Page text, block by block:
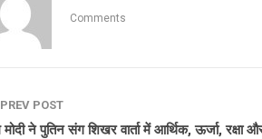
Comments
PREV POST
मोदी ने पुतिन संग शिखर वार्ता में आर्थिक, ऊर्जा, रक्षा